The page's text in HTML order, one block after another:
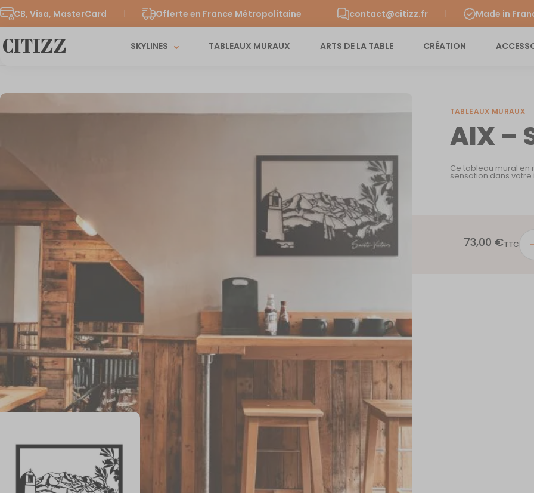
CB, Visa, MasterCard Offerte en France Métropolitaine contact@citizz.fr Made in
SKYLINES TABLEAUX MURAUX ARTS DE LA TABLE CRÉATION
TABLEAUX MURAUX
AIX –
Ce tableau mural
sensation dans
73,00 €TTC